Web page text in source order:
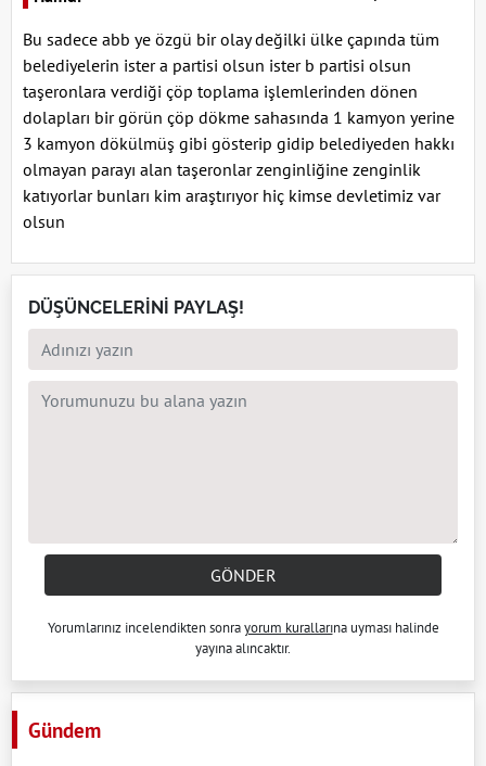
Bu sadece abb ye özgü bir olay değilki ülke çapında tüm
belediyelerin ister a partisi olsun ister b partisi olsun
taşeronlara verdiği çöp toplama işlemlerinden dönen
dolapları bir görün çöp dökme sahasında 1 kamyon yerine
3 kamyon dökülmüş gibi gösterip gidip belediyeden hakkı
olmayan parayı alan taşeronlar zenginliğine zenginlik
katıyorlar bunları kim araştırıyor hiç kimse devletimiz var
olsun
DÜŞÜNCELERİNİ PAYLAŞ!
GÖNDER
Yorumlarınız incelendikten sonrayorum kurallarına uyması halinde
yayına alıncaktır.
Gündem